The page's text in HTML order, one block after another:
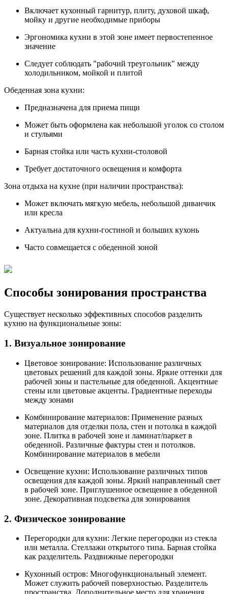
Включает кухонный гарнитур, плиту, духовой шкаф,
мойку и другие необходимые приборы
Эргономика кухни в этой зоне имеет первостепенное
значение
Следует соблюдать "рабочий треугольник" между
холодильником, мойкой и плитой
Обеденная зона кухни:
Предназначена для приема пищи
Может быть оформлена как небольшой уголок со столом
и стульями
Барная стойка или часть кухни-столовой
Требует достаточного освещения и комфорта
Зона отдыха на кухне (при наличии пространства):
Может включать мягкую мебель, небольшой диванчик
или кресла
Актуальна для кухни-гостиной и больших кухонь
Часто совмещается с обеденной зоной
Способы зонирования пространства
Существует несколько эффективных способов разделить
кухню на функциональные зоны:
1. Визуальное зонирование
Цветовое зонирование: Использование различных
цветовых решений для каждой зоны. Яркие оттенки для
рабочей зоны и пастельные для обеденной. Акцентные
стены или цветовые акценты. Градиентные переходы
между зонами
Комбинирование материалов: Применение разных
материалов для отделки пола, стен и потолка в каждой
зоне. Плитка в рабочей зоне и ламинат/паркет в
обеденной. Различные фактуры стен и потолков.
Комбинирование материалов в мебели
Освещение кухни: Использование различных типов
освещения для каждой зоны. Яркий направленный свет
в рабочей зоне. Приглушенное освещение в обеденной
зоне. Декоративная подсветка для зонирования
2. Физическое зонирование
Перегородки для кухни: Легкие перегородки из стекла
или металла. Стеллажи открытого типа. Барная стойка
как разделитель. Раздвижные перегородки
Кухонный остров: Многофункциональный элемент.
Может служить рабочей поверхностью. Разделитель